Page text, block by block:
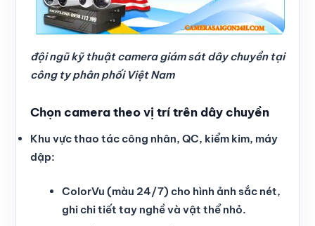
đội ngũ kỹ thuật camera giám sát dây chuyền tại
công ty phân phối Việt Nam
Chọn camera theo vị trí trên dây chuyền
Khu vực thao tác công nhân, QC, kiểm kim, máy
dập:
ColorVu (màu 24/7) cho hình ảnh sắc nét,
ghi chi tiết tay nghề và vật thể nhỏ.